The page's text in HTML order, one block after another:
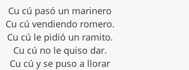
Cu cú pasó un marinero
Cu cú vendiendo romero.
Cu cú le pidió un ramito.
Cu cú no le quiso dar.
Cu cú y se puso a llorar